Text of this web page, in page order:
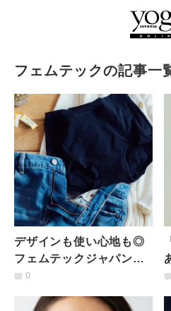
フェムテックの記事一
デザインも使い心地も◎
フェムテックジャパンで
見つけた吸水アイテム3選
0